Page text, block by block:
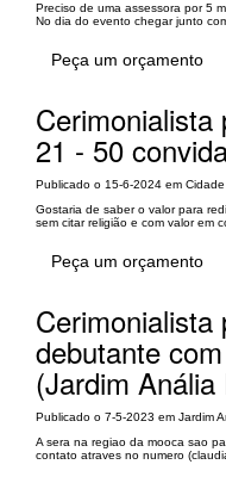
Preciso de uma assessora por 5
No dia do evento chegar junto
Peça um orçamento
21 - 50
Publicado o 15-6-2024 em
Gostaria de saber o valor para
sem citar religião e com valor em
Peça um orçamento
debutante
(Jardim Anália
Publicado o 7-5-2023 em Jardim
A sera na regiao da mooca sao
contato atraves no numero